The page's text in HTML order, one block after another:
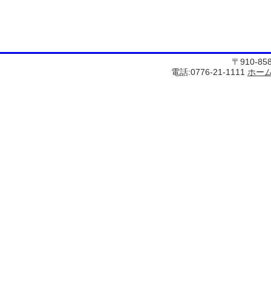
〒910-
電話:0776-21-1111 ホー